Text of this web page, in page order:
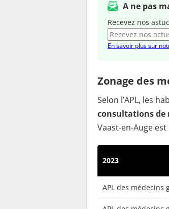
A ne pas
Recevez nos
En savoir plus sur
Zonage des
Selon l’APL, les
consultations de
Vaast-en-Auge
2023
APL des médecins